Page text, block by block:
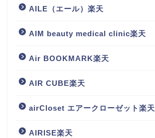
AILE（エール）楽天
AIM beauty medical clinic楽天
Air BOOKMARK楽天
AIR CUBE楽天
airCloset エアークローゼット楽天
AIRISE楽天